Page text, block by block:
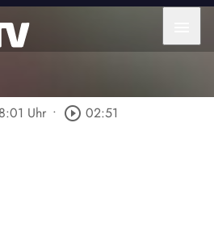
Uhr • play_circle_outline 02:51